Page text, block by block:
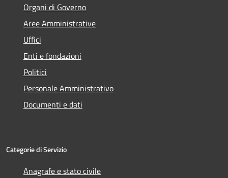
Organi di Governo
Aree Amministrative
Uffici
Enti e fondazioni
Politici
Personale Amministrativo
Documenti e dati
Categorie di Servizio
Anagrafe e stato civile